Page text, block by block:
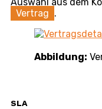
Transports
angegebene
schalten Sie den
(mehr über die
Sie im Artikel
–
verwendet